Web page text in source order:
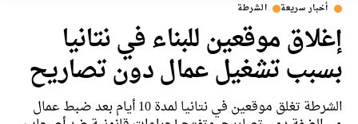
سريعة الشرطة
موقعين للبناء في نتانيا
تشغيل عمال دون تصاريح
الشرطة تغلق موقعين في نتانيا لمدة 10 أيام بعد ضبط عمال